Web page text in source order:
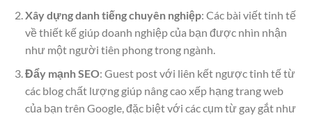
Xây dựng danh tiếng chuyên nghiệp: Các bài viết tinh tế
về thiết kế giúp doanh nghiệp của bạn được nhìn nhận
như một người tiên phong trong ngành.
Đẩy mạnh SEO: Guest post với liên kết ngược tinh tế từ
các blog chất lượng giúp nâng cao xếp hạng trang web
của bạn trên Google, đặc biệt với các cụm từ gay gắt như